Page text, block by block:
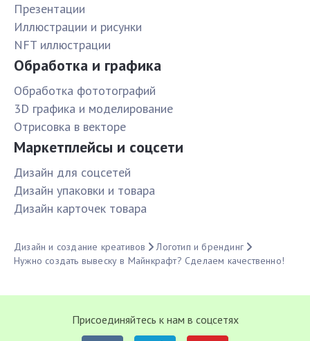
Презентации
Иллюстрации и рисунки
NFT иллюстрации
Обработка и графика
Обработка фототографий
3D графика и моделирование
Отрисовка в векторе
Маркетплейсы и соцсети
Дизайн для соцсетей
Дизайн упаковки и товара
Дизайн карточек товара
Дизайн и создание креативов
Логотип и брендинг
Нужно создать вывеску в Майнкрафт? Сделаем качественно!
Присоединяйтесь к нам в соцсетях